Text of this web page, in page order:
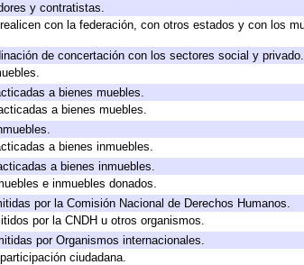
y contratistas.
con la federación, con otros estados y con los
de concertación con los sectores social y privado.
a bienes muebles.
a bienes muebles.
a bienes inmuebles.
a bienes inmuebles.
e inmuebles donados.
por la Comisión Nacional de Derechos Humanos.
por la CNDH u otros organismos.
por Organismos internacionales.
ciudadana.